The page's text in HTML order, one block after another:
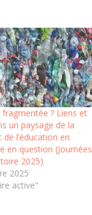
? Liens et
un paysage de la
l’éducation en
en question (Journées
2025)
2025
active"